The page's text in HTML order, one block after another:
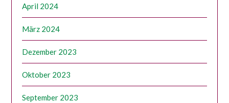
April 2024
März 2024
Dezember 2023
Oktober 2023
September 2023